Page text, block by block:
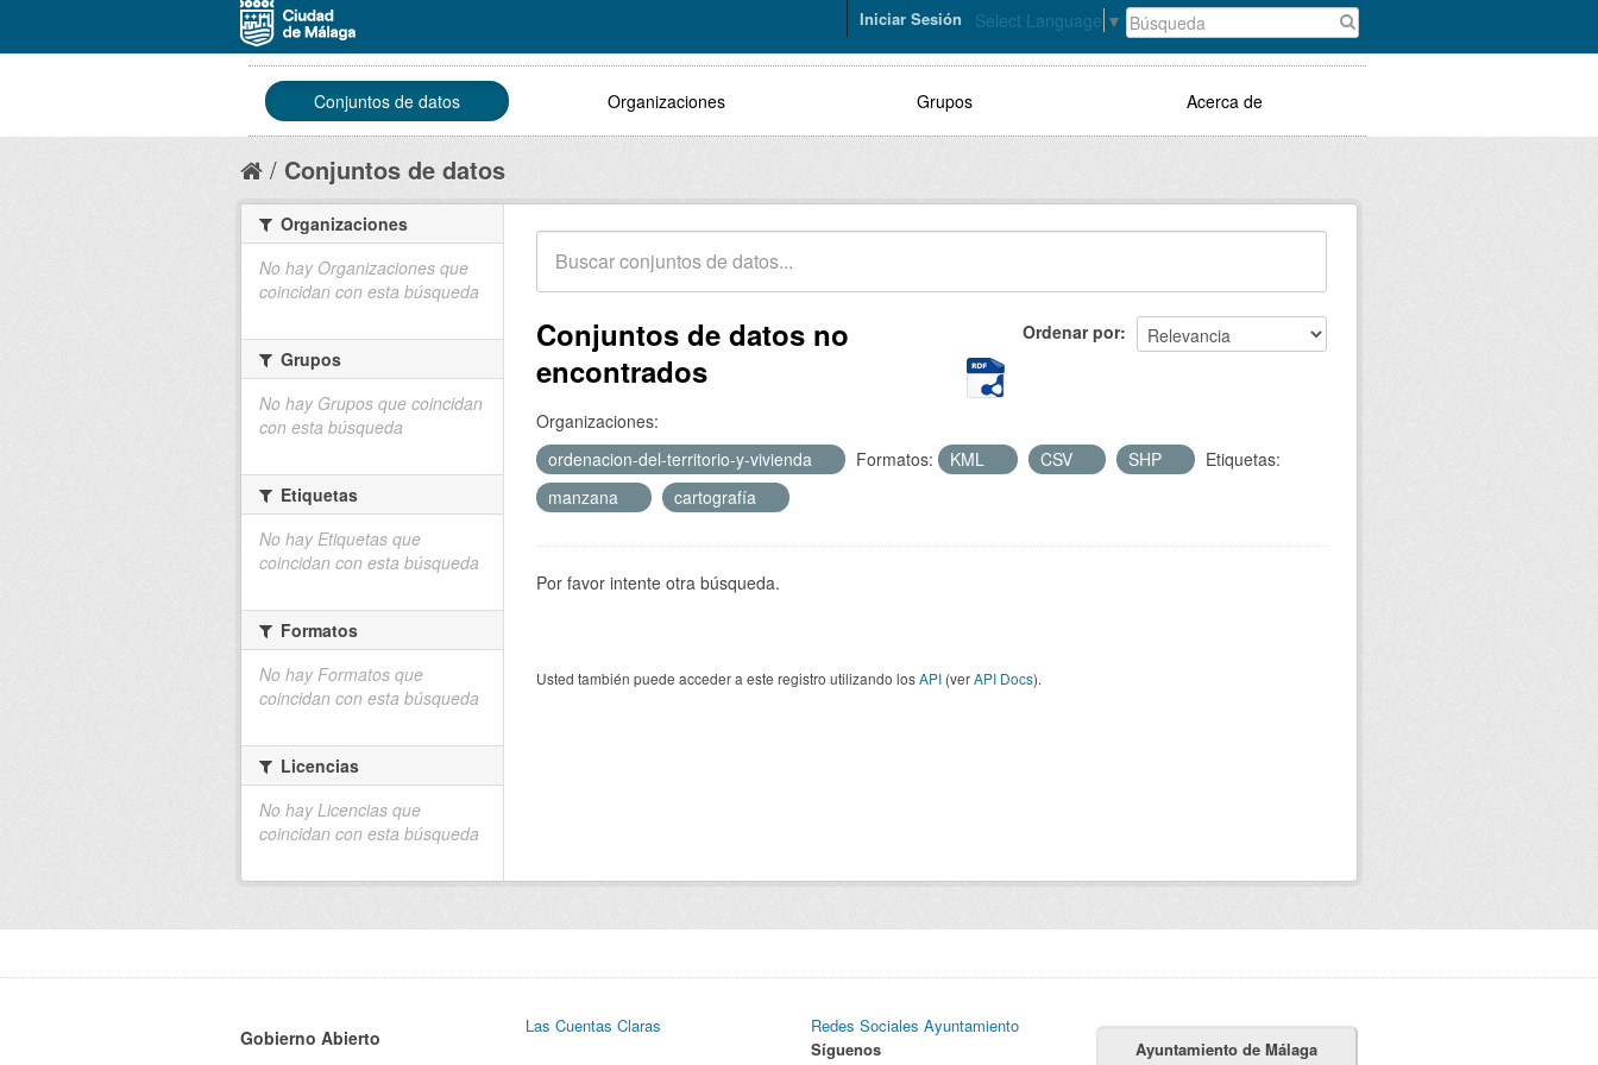
Select Language ▼
Iniciar Sesión
Conjuntos de datos Organizaciones Grupos Acerca de
Conjuntos de datos
Ordenar por
Conjuntos de datos no
encontrados
Organizaciones:
ordenacion-del-territorio-y-vivienda
Formatos: KML CSV SHP
Etiquetas:
manzana
cartografía
Por favor intente otra búsqueda.
Usted también puede acceder a este registro utilizando losAPI (verAPI Docs).
Organizaciones
No hay Organizaciones que
coincidan con esta búsqueda
Grupos
No hay Grupos que coincidan
con esta búsqueda
Etiquetas
No hay Etiquetas que
coincidan con esta búsqueda
Formatos
No hay Formatos que
coincidan con esta búsqueda
Licencias
No hay Licencias que
coincidan con esta búsqueda
Gobierno Abierto
Las Cuentas Claras
Redes Sociales Ayuntamiento
Síguenos
Ayuntamiento de Málaga